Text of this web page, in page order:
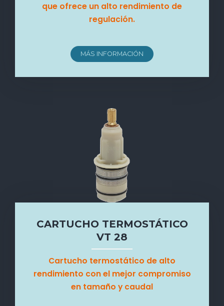
que ofrece un alto rendimiento de
regulación.
MÁS INFORMACIÓN
CARTUCHO TERMOSTÁTICO
VT 28
Cartucho termostático de alto
rendimiento con el mejor compromiso
en tamaño y caudal